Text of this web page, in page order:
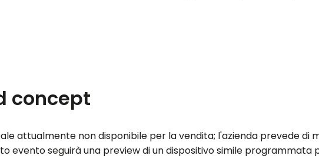
concept
attualmente non disponibile per la vendita; l'azienda prevede di
evento seguirà una preview di un dispositivo simile programmata